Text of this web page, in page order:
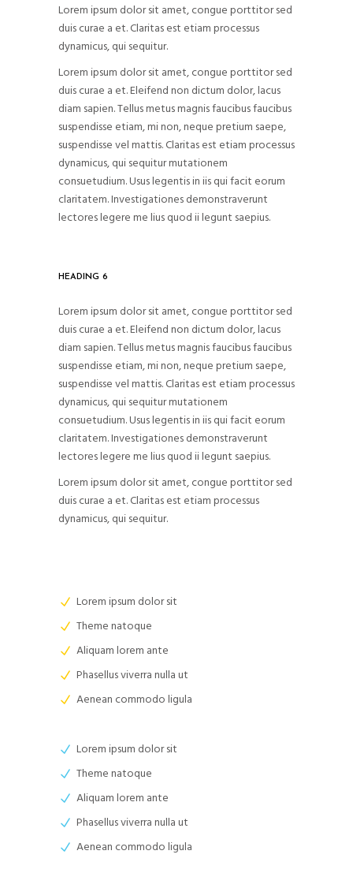
Lorem ipsum dolor sit amet, congue porttitor sed
duis curae a et. Claritas est etiam processus
dynamicus, qui sequitur.
Lorem ipsum dolor sit amet, congue porttitor sed
duis curae a et. Eleifend non dictum dolor, lacus
diam sapien. Tellus metus magnis faucibus faucibus
suspendisse etiam, mi non, neque pretium saepe,
suspendisse vel mattis. Claritas est etiam processus
dynamicus, qui sequitur mutationem
consuetudium. Usus legentis in iis qui facit eorum
claritatem. Investigationes demonstraverunt
lectores legere me lius quod ii legunt saepius.
HEADING 6
Lorem ipsum dolor sit amet, congue porttitor sed
duis curae a et. Eleifend non dictum dolor, lacus
diam sapien. Tellus metus magnis faucibus faucibus
suspendisse etiam, mi non, neque pretium saepe,
suspendisse vel mattis. Claritas est etiam processus
dynamicus, qui sequitur mutationem
consuetudium. Usus legentis in iis qui facit eorum
claritatem. Investigationes demonstraverunt
lectores legere me lius quod ii legunt saepius.
Lorem ipsum dolor sit amet, congue porttitor sed
duis curae a et. Claritas est etiam processus
dynamicus, qui sequitur.
Lorem ipsum dolor sit
Theme natoque
Aliquam lorem ante
Phasellus viverra nulla ut
Aenean commodo ligula
Lorem ipsum dolor sit
Theme natoque
Aliquam lorem ante
Phasellus viverra nulla ut
Aenean commodo ligula